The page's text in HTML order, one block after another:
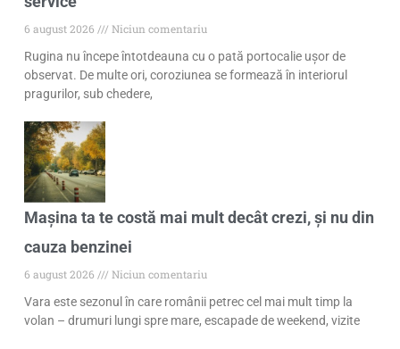
6 august 2026
Niciun comentariu
Rugina nu începe întotdeauna cu o pată portocalie ușor de
observat. De multe ori, coroziunea se formează în interiorul
pragurilor, sub chedere,
Mașina ta te costă mai mult decât crezi, și nu din
cauza benzinei
6 august 2026
Niciun comentariu
Vara este sezonul în care românii petrec cel mai mult timp la
volan – drumuri lungi spre mare, escapade de weekend, vizite